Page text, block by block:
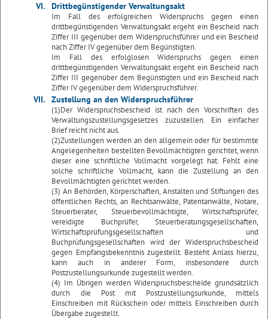
VI. Drittbegünstigender Verwaltungsakt
Im Fall des erfolgreichen Widerspruchs gegen einen
drittbegünstigenden Verwaltungsakt ergeht ein Bescheid nach
Ziffer III gegenüber dem Widerspruchsführer und ein Bescheid
nach Ziffer IV gegenüber dem Begünstigten.
Im Fall des erfolglosen Widerspruchs gegen einen
drittbegünstigenden Verwaltungsakt ergeht ein Bescheid nach
Ziffer III gegenüber dem Begünstigten und ein Bescheid nach
Ziffer IV gegenüber dem Widerspruchsführer.
VII. Zustellung an den Widerspruchsführer
(1)Der Widerspruchsbescheid ist nach den Vorschriften des
Verwaltungszustellungsgesetzes zuzustellen. Ein einfacher
Brief reicht nicht aus.
(2)Zustellungen werden an den allgemein oder für bestimmte
Angelegenheiten bestellten Bevollmächtigten gerichtet, wenn
dieser eine schriftliche Vollmacht vorgelegt hat. Fehlt eine
solche schriftliche Vollmacht, kann die Zustellung an den
Bevollmächtigten gerichtet werden.
(3) An Behörden, Körperschaften, Anstalten und Stiftungen des
öffentlichen Rechts, an Rechtsanwälte, Patentanwälte, Notare,
Steuerberater, Steuerbevollmächtigte, Wirtschaftsprüfer,
vereidigte Buchprüfer, Steuerberatungsgesellschaften,
Wirtschaftsprüfungsgesellschaften und
Buchprüfungsgesellschaften wird der Widerspruchsbescheid
gegen Empfangsbekenntnis zugestellt. Besteht Anlass hierzu,
kann auch in anderer Form, insbesondere durch
Postzustellungsurkunde zugestellt werden.
(4) Im Übrigen werden Widerspruchsbescheide grundsätzlich
durch die Post mit Postzustellungsurkunde, mittels
Einschreiben mit Rückschein oder mittels Einschreiben durch
Übergabe zugestellt.